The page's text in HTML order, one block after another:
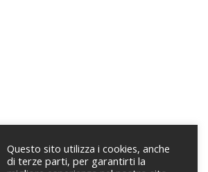
questo articolo
Questo sito utilizza i cookies, anche
di terze parti, per garantirti la